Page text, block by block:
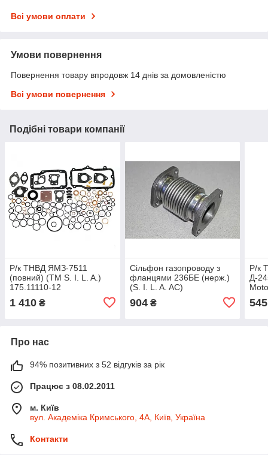
Всі умови оплати
Умови повернення
Повернення товару впродовж 14 днів за домовленістю
Всі умови повернення
Подібні товари компанії
Р/к ТНВД ЯМЗ-7511
(повний) (TM S. I. L. A.)
175.11110-12
1 410 ₴
Сільфон газопроводу з
фланцями 236БЕ (нерж.)
(S. I. L. A. AC)
904₴
Р/к
Д-
545
Про нас
94% позитивних з 52 відгуків за рік
Працює з 08.02.2011
м. Київ
вул. Академіка Кримського, 4А, Київ, Україна
Контакти